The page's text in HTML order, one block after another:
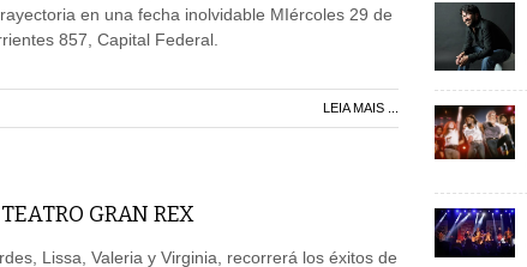
en una fecha inolvidable MIércoles 29 de
857, Capital Federal.
LEIA MAIS ...
GRAN REX
Lissa, Valeria y Virginia, recorrerá los éxitos de